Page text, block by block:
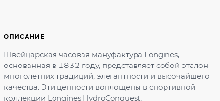
ОПИСАНИЕ
Швейцарская часовая мануфактура Longines,
основанная в 1832 году, представляет собой эталон
многолетних традиций, элегантности и высочайшего
качества. Эти ценности воплощены в спортивной
коллекции Longines HydroConquest,